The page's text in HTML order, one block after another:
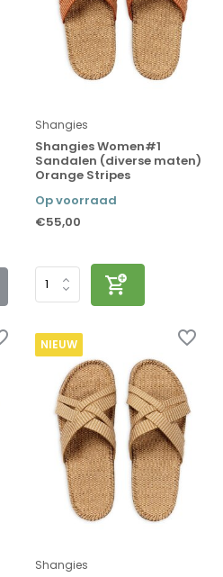
Shangies
Shangies Women#1
Sandalen (diverse maten)
Orange Stripes
Op voorraad
€55,00
NIEUW
Shangies